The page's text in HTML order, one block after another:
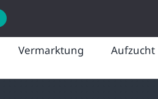
Vermarktung Aufzucht